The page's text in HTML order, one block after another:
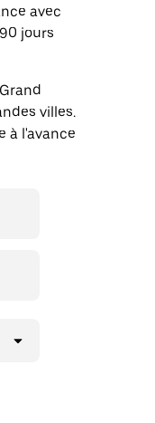
avec
jours
villes.
à l'avance